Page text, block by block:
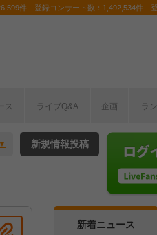
件 登録コンサート数：1,492,534件
ス ライブQ&A 企画 ラ
新規情報投稿
新着ニュース